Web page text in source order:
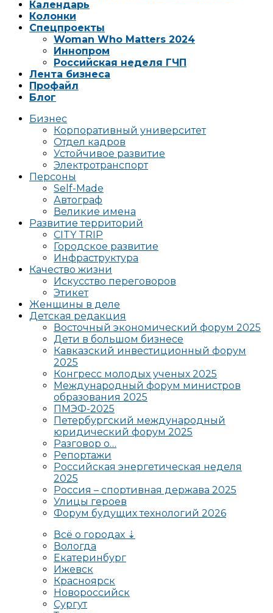
Календарь
Колонки
Спецпроекты
Woman Who Matters 2024
Иннопром
Российская неделя ГЧП
Лента бизнеса
Профайл
Блог
Бизнес
Корпоративный университет
Отдел кадров
Устойчивое развитие
Электротранспорт
Персоны
Self-Made
Автограф
Великие имена
Развитие территорий
CITY TRIP
Городское развитие
Инфраструктура
Качество жизни
Искусство переговоров
Этикет
Женщины в деле
Детская редакция
Восточный экономический форум 2025
Дети в большом бизнесе
Кавказский инвестиционный форум
2025
Конгресс молодых ученых 2025
Международный форум министров
образования 2025
ПМЭФ-2025
Петербургский международный
юридический форум 2025
Разговор о…
Репортажи
Российская энергетическая неделя
2025
Россия – спортивная держава 2025
Улицы героев
Форум будущих технологий 2026
Всё о городах ⇣
Вологда
Екатеринбург
Ижевск
Красноярск
Новороссийск
Сургут